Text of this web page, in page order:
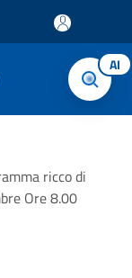
AI
ricco di
Ore 8.00